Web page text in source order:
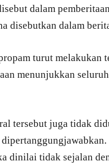
dalam
disebutkan dalam
turut melakukan
menunjukkan
tersebut juga tidak
dinilai tidak sejalan